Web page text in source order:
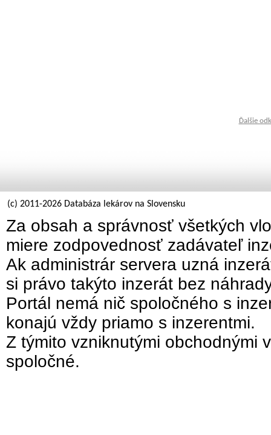
Ďalšie
(c) 2011-2026 Databáza lekárov na Slovensku
Za obsah a správnosť všetkých
miere zodpovednosť zadávateľ
Ak administrár servera uzná
si právo takýto inzerát bez
Portál nemá nič spoločného s
konajú vždy priamo s inzerentmi.
Z týmito vzniknutými obchodnými
spoločné.